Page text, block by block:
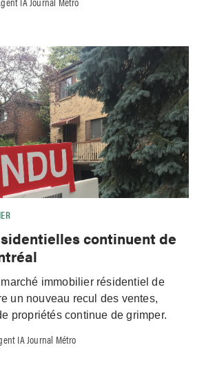
continuent de
immobilier résidentiel de
un nouveau recul des ventes,
propriétés continue de grimper.
IA Journal Métro